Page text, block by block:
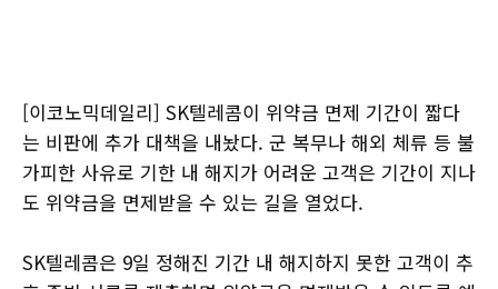
[이코노믹데일리] SK텔레콤이 위약금 면제 기간이 짧다
는 비판에 추가 대책을 내놨다. 군 복무나 해외 체류 등 불
가피한 사유로 기한 내 해지가 어려운 고객은 기간이 지나
도 위약금을 면제받을 수 있는 길을 열었다.
SK텔레콤은 9일 정해진 기간 내 해지하지 못한 고객이 추